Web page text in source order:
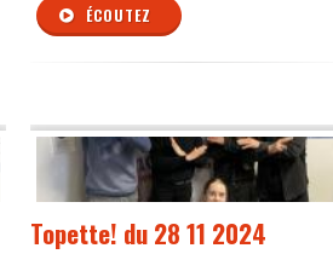
ÉCOUTEZ
Topette! du 28 11 2024